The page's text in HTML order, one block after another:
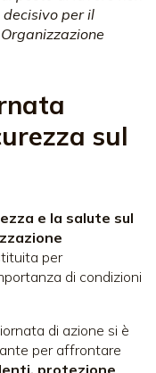
per il
sul
e la salute sul
per
di condizioni
di azione si è
per affrontare